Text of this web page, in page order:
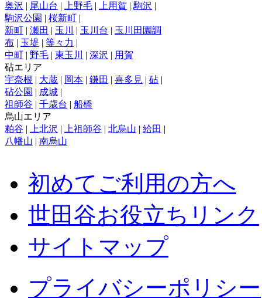
奥沢 | 尾山台 | 上野毛 | 上用賀 | 駒沢 |
駒沢公園 | 桜新町 |
新町 | 瀬田 | 玉川 | 玉川台 | 玉川田園調
布 | 玉堤 | 等々力 |
中町 | 野毛 | 東玉川 | 深沢 | 用賀
砧エリア
宇奈根 | 大蔵 | 岡本 | 鎌田 | 喜多見 | 砧 |
砧公園 | 成城 |
祖師谷 | 千歳台 | 船橋
烏山エリア
粕谷 | 上北沢 | 上祖師谷 | 北烏山 | 給田 |
八幡山 | 南烏山
初めてご利用の方へ
世田谷お役立ちリンク
サイトマップ
プライバシーポリシー